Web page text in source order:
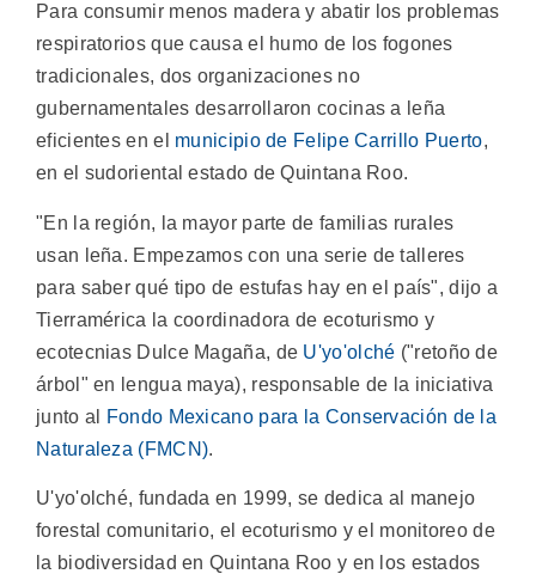
Para consumir menos madera y abatir los problemas
respiratorios que causa el humo de los fogones
tradicionales, dos organizaciones no
gubernamentales desarrollaron cocinas a leña
eficientes en el municipio de Felipe Carrillo Puerto,
en el sudoriental estado de Quintana Roo.
"En la región, la mayor parte de familias rurales
usan leña. Empezamos con una serie de talleres
para saber qué tipo de estufas hay en el país", dijo a
Tierramérica la coordinadora de ecoturismo y
ecotecnias Dulce Magaña, de U'yo'olché ("retoño de
árbol" en lengua maya), responsable de la iniciativa
junto al
Fondo Mexicano para la Conservación de la
Naturaleza (FMCN).
U'yo'olché, fundada en 1999, se dedica al manejo
forestal comunitario, el ecoturismo y el monitoreo de
la biodiversidad en Quintana Roo y en los estados